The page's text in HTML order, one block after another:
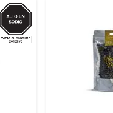
SODIO